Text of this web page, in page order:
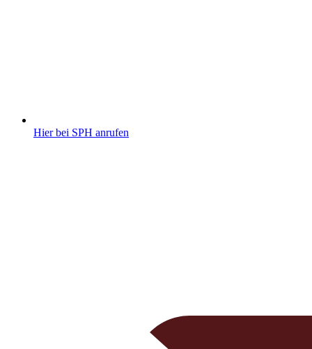
Hier bei SPH anrufen